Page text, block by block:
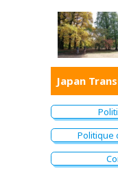
Japan
Politique